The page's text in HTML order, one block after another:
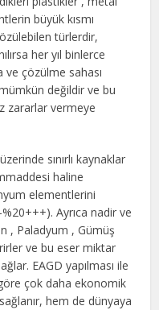
büyük kısmı
türlerdir,
her yıl binlerce
ve çözülme sahası
değildir ve bu
zararlar vermeye
sınırlı kaynaklar
haline
elementlerini
Ayrıca nadir ve
, Paladyum , Gümüş
ve bu eser miktar
EAGD yapılması ile
çok daha ekonomik
hem de dünyaya